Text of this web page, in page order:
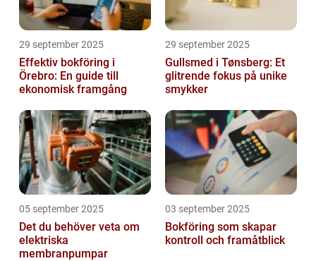
29 september 2025
Effektiv bokföring i
Örebro: En guide till
ekonomisk framgång
29 september 2025
Gullsmed i Tønsberg: Et
glitrende fokus på unike
smykker
05 september 2025
Det du behöver veta om
elektriska
membranpumpar
03 september 2025
Bokföring som skapar
kontroll och framåtblick